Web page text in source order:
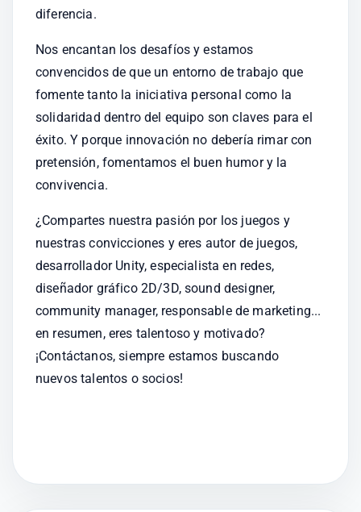
diferencia.
Nos encantan los desafíos y estamos
convencidos de que un entorno de trabajo que
fomente tanto la iniciativa personal como la
solidaridad dentro del equipo son claves para el
éxito. Y porque innovación no debería rimar con
pretensión, fomentamos el buen humor y la
convivencia.
¿Compartes nuestra pasión por los juegos y
nuestras convicciones y eres autor de juegos,
desarrollador Unity, especialista en redes,
diseñador gráfico 2D/3D, sound designer,
community manager, responsable de marketing...
en resumen, eres talentoso y motivado?
¡Contáctanos, siempre estamos buscando
nuevos talentos o socios!